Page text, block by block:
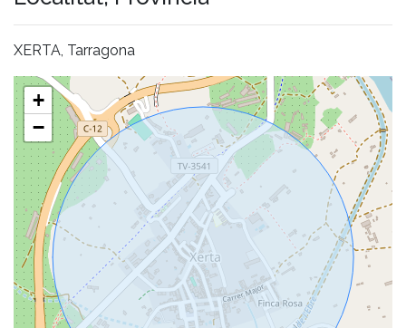
XERTA, Tarragona
+
−